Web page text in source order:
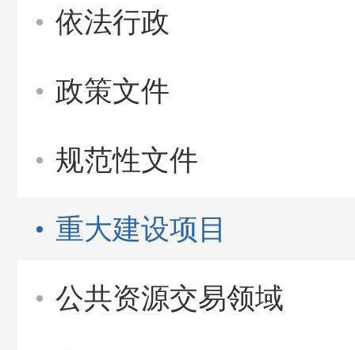
依法行政
政策文件
规范性文件
重大建设项目
公共资源交易领域